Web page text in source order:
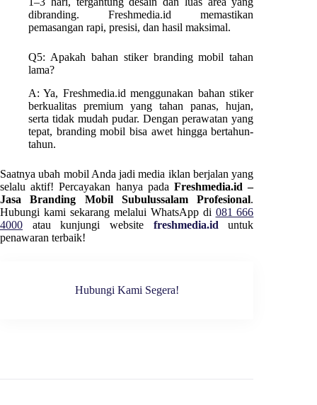
dibranding. Freshmedia.id memastikan
pemasangan rapi, presisi, dan hasil maksimal.
Q5: Apakah bahan stiker branding mobil tahan
lama?
A: Ya, Freshmedia.id menggunakan bahan stiker
berkualitas premium yang tahan panas, hujan,
serta tidak mudah pudar. Dengan perawatan yang
tepat, branding mobil bisa awet hingga bertahun-
tahun.
Saatnya ubah mobil Anda jadi media iklan berjalan yang
selalu aktif! Percayakan hanya padaFreshmedia.id –
Jasa Branding Mobil Subulussalam Profesional.
Hubungi kami sekarang melalui WhatsApp di 081 666
4000
atau kunjungi website freshmedia.id untuk
penawaran terbaik!
Hubungi Kami Segera!